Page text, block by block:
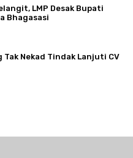
LMP Desak Bupati
Bhagasasi
Tak Nekad Tindak Lanjuti CV